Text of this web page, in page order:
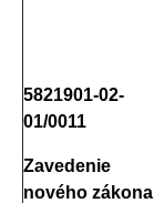
5821901-02-
01/0011
Zavedenie
nového zákona